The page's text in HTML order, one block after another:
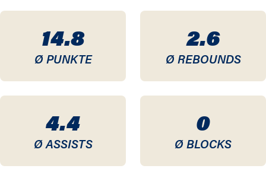
14.8
Ø PUNKTE
2.6
Ø REBOUNDS
4.4
Ø ASSISTS
0
Ø BLOCKS